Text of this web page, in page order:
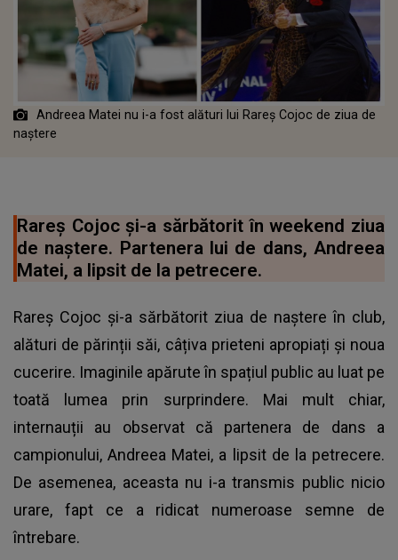
Andreea Matei nu i-a fost alături lui Rareș Cojoc de ziua de
naștere
Rareș Cojoc și-a sărbătorit în weekend ziua
de naștere. Partenera lui de dans, Andreea
Matei, a lipsit de la petrecere.
Rareș Cojoc și-a sărbătorit ziua de naștere în club,
alături de părinții săi, câțiva prieteni apropiați și noua
cucerire. Imaginile apărute în spațiul public au luat pe
toată lumea prin surprindere. Mai mult chiar,
internauții au observat că partenera de dans a
campionului, Andreea Matei, a lipsit de la petrecere.
De asemenea, aceasta nu i-a transmis public nicio
urare, fapt ce a ridicat numeroase semne de
întrebare.